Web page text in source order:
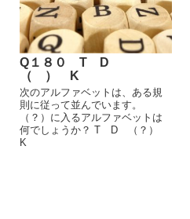
Q１８０ T D
（ ） K
次のアルファベットは、ある規
則に従って並んでいます。
（？）に入るアルファベットは
何でしょうか？ T D （？）
K